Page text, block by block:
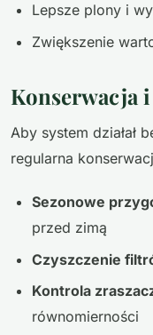
Lepsze plony i
Zwiększenie
Konserwacja
Aby system działał
regularna
Sezonowe
przed zimą
Czyszczenie
Kontrola
równomierności